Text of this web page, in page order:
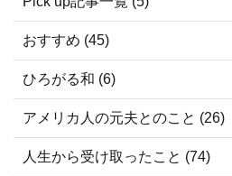
おすすめ (45)
ひろがる和 (6)
アメリカ人の元夫とのこと (26)
人生から受け取ったこと (74)